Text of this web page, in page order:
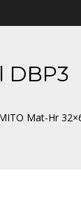
DBP3
Mat-Hr